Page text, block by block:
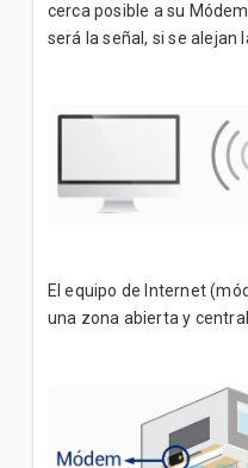
cerca posible a su
será la señal, si se alejan
El equipo de Internet
una zona abierta y